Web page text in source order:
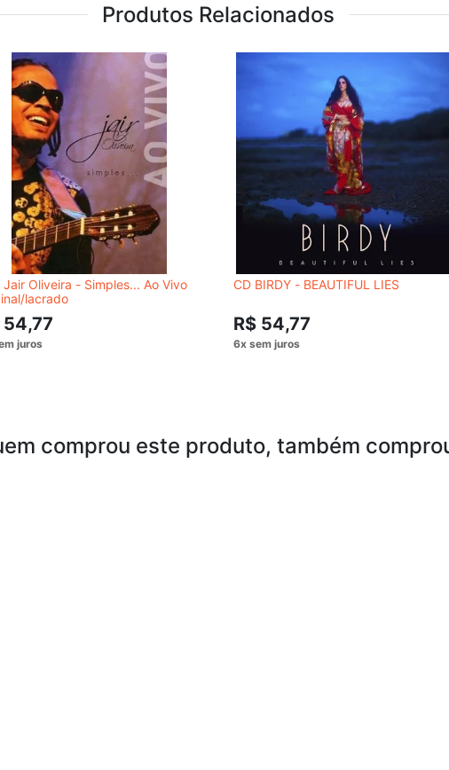
Produtos Relacionados
Jair Oliveira - Simples... Ao Vivo
lacrado
54,77
CD BIRDY - BEAUTIFUL LIES
R$ 54,77
comprou este produto, também